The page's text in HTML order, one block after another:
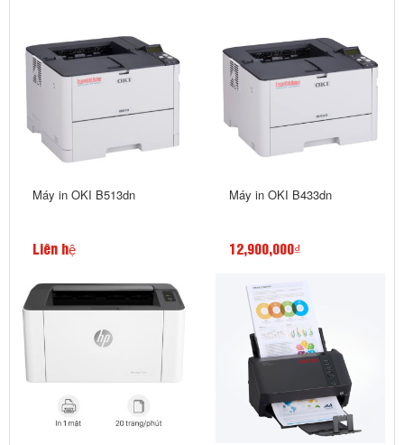
Máy in OKI B513dn
Liên hệ
Máy in OKI B433dn
12,900,000₫